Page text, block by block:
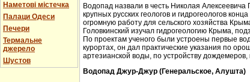
Наметові містечка
Палаци Одеси
Печери
Термальне
джерело
Шустов
Водопад назвали в честь Николая Алексеевича
крупных русских геологов и гидрогеологов
огромную работу для сельского хозяйства
Головкинский изучал гидрогеологию Крыма,
По проектам ученого были устроены первые
курортах, он дал практические указания по
артезианской воды, по устройству
Водопад Джур-Джур (Генеральское, Алушта)